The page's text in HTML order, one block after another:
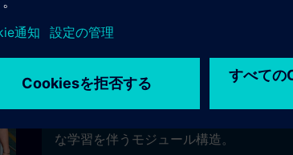
プログラム期間
な学習を伴うモジュール構造。